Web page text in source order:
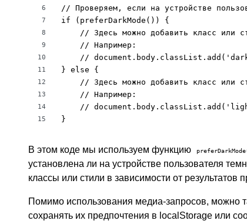
6
7
8
9
10
11
12
13
14
15
// Проверяем, если на устройстве
if (preferDarkMode()) {
// Здесь можно добавить класс или
    // Например:
//
} else {
// Здесь можно добавить класс или
    // Например:
//
}
В этом коде мы используем функцию
установлена ли на устройстве пользователя
классы или стили в зависимости от результатов
Помимо использования медиа-запросов, можно
сохранять их предпочтения в localStorage или